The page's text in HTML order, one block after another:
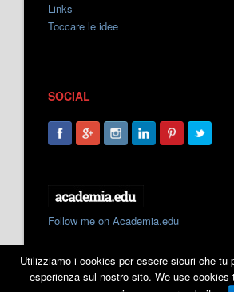
Links
Toccare le idee
SOCIAL
Follow me on Academia.edu
Utilizziamo i cookies per essere sicuri che tu
esperienza sul nostro sito. We use cookies